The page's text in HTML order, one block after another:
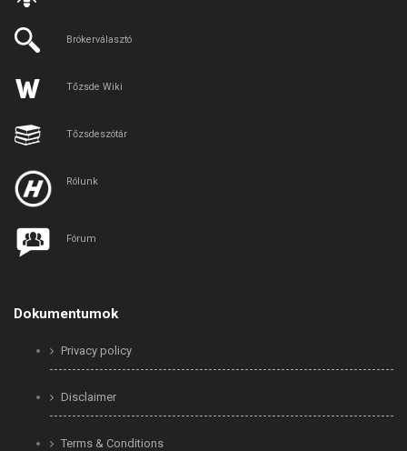
Brókerválasztó
Tőzsde Wiki
Tőzsdeszótár
Rólunk
Fórum
Dokumentumok
Privacy policy
Disclaimer
Terms & Conditions